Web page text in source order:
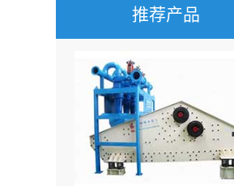
推荐产品